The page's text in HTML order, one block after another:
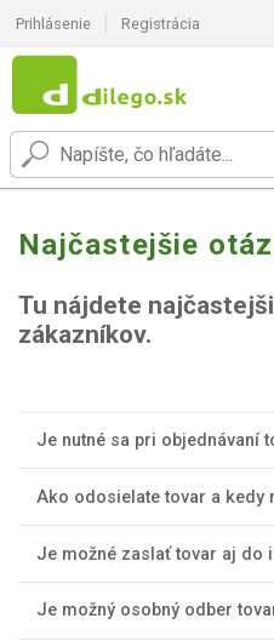
Prihlásenie Registrácia
Najčastejšie
Tu nájdete
zákazníkov.
Je nutné sa pri objednávaní
Ako odosielate tovar a kedy
Je možné zaslať tovar aj do
Je možný osobný odber